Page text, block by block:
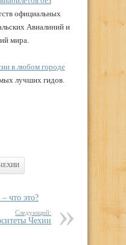
официальных
Авиалиний и
мира.
в любом городе
лучших гидов.
что это?
Следующий:
Чехии